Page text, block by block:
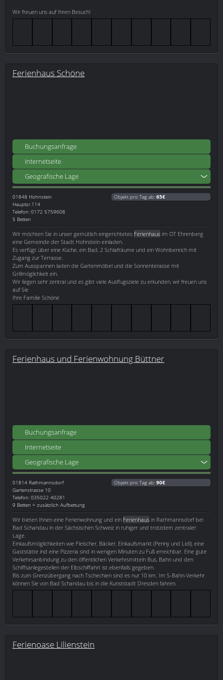
Wir freuen uns auf Ihren Besuch!
Ferienhaus Schöne
Buchungsanfrage
Internetseite
Geografische Lage
01848 Hohnstein
Hauptsr.114
Telefon: 0172 5759608
5 Betten
Objekt pro Tag ab: 65€
Wir möchten Sie in unser gemütlich eingerichtetes Ferienhaus im OT Ehrenberg
eine Gemeinde der Stadt Hohnstein einladen.
Es verfügt über eine Küche, ein Bad, 2 Schlafräume und ein Wohnbereich mit
Zugang zur Terrasse.
Zum Ausspannen laden die Gartenmöbel und die Sonnenterasse mit
Grillmöglichkeit ein.
Wir liegen sehr zentral und es gibt viele Ausflugsziele zu erkunden, wir freuen uns
auf Sie
Ihre Familie Schöne
Ferienhaus und Ferienwohnung Büttner
Buchungsanfrage
Internetseite
Geografische Lage
01814 Rathmannsdorf
Gartenstrasse 10
Telefon: 035022 40281
9 Betten + zusätzlich Aufbettung
Objekt pro Tag ab: 90€
Wir bieten Ihnen eine Ferienwohnung und ein Ferienhaus in Rathmannsdorf bei
Bad Schandau in der Sächsischen Schweiz in ruhiger und trotzdem zentraler
Lage.
Einkaufsmöglichkeiten wie Fleischer, Bäcker, Einkaufsmarkt (Penny und Lidl), eine
Gaststätte ind eine Pizzeria sind in wenigen Minuten zu Fuß erreichbar. Eine gute
Verkehrsanbindung zu den öffentlichen Verkehrsmitteln Bus, Bahn und den
Schiffsanlegestellen der Elbschiffahrt ist ebenfalls gegeben.
Bis zum Grenzübergang nach Tschechien sind es nur 10 km. Im S-Bahn-Verkehr
können Sie von Bad Schandau bis in die Kunststadt Dresden fahren.
Ferienoase Lilienstein